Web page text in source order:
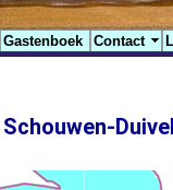
Gastenboek Contact